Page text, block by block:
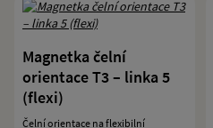
Magnetka čelní
orientace T3 – linka 5
(flexi)
Čelní orientace na flexibilní